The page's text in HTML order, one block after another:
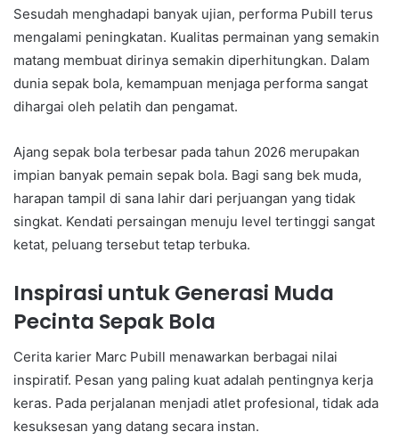
Sesudah menghadapi banyak ujian, performa Pubill terus
mengalami peningkatan. Kualitas permainan yang semakin
matang membuat dirinya semakin diperhitungkan. Dalam
dunia sepak bola, kemampuan menjaga performa sangat
dihargai oleh pelatih dan pengamat.
Ajang sepak bola terbesar pada tahun 2026 merupakan
impian banyak pemain sepak bola. Bagi sang bek muda,
harapan tampil di sana lahir dari perjuangan yang tidak
singkat. Kendati persaingan menuju level tertinggi sangat
ketat, peluang tersebut tetap terbuka.
Inspirasi untuk Generasi Muda
Pecinta Sepak Bola
Cerita karier Marc Pubill menawarkan berbagai nilai
inspiratif. Pesan yang paling kuat adalah pentingnya kerja
keras. Pada perjalanan menjadi atlet profesional, tidak ada
kesuksesan yang datang secara instan.